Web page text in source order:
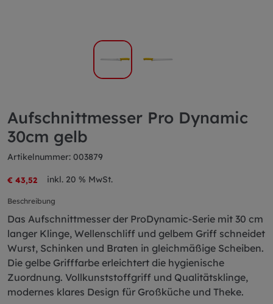
Aufschnittmesser Pro Dynamic
30cm gelb
Artikelnummer: 003879
€ 43,52 inkl. 20 % MwSt.
Beschreibung
Das Aufschnittmesser der ProDynamic-Serie mit 30 cm
langer Klinge, Wellenschliff und gelbem Griff schneidet
Wurst, Schinken und Braten in gleichmäßige Scheiben.
Die gelbe Grifffarbe erleichtert die hygienische
Zuordnung. Vollkunststoffgriff und Qualitätsklinge,
modernes klares Design für Großküche und Theke.